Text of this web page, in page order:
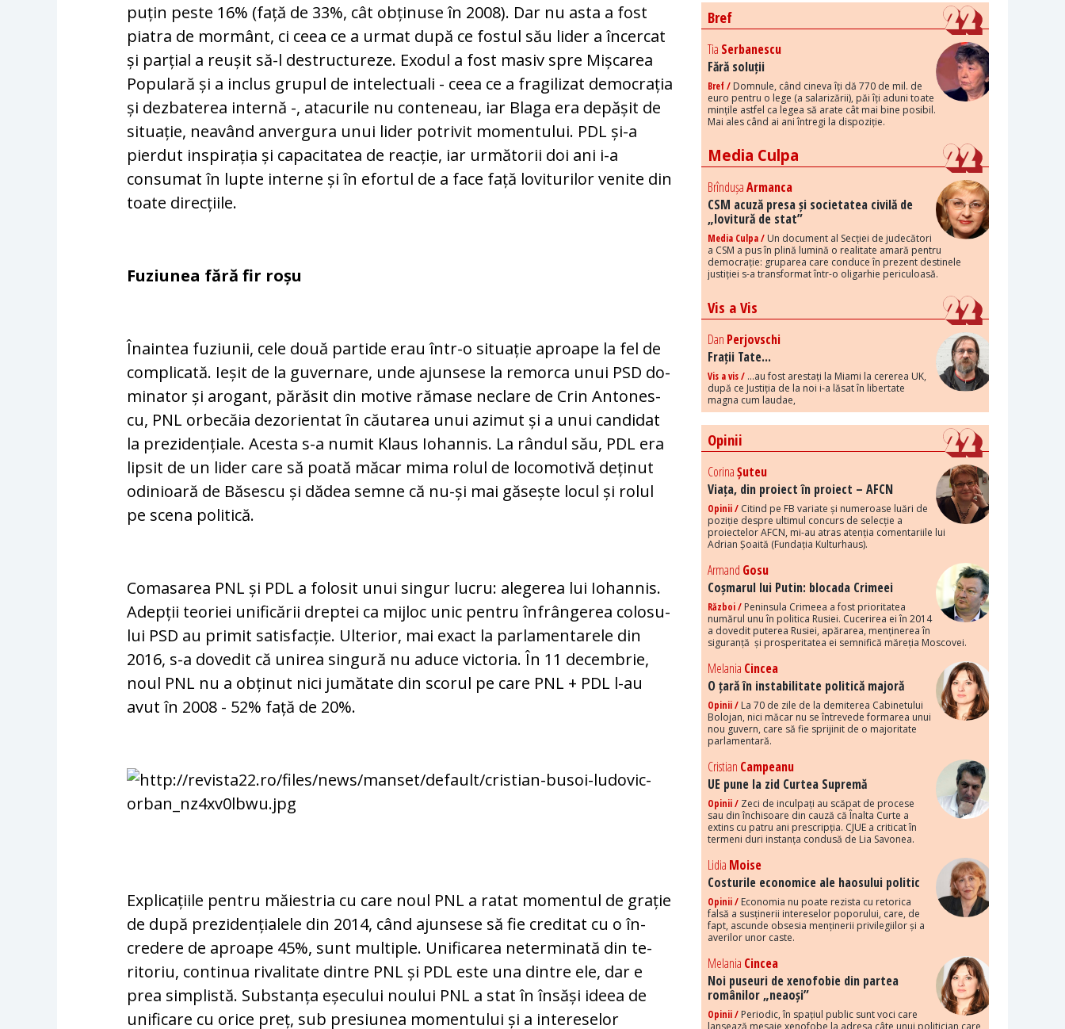
puțin peste 16% (față de 33%, cât obținuse în 2008). Dar nu asta a fost
piatra de mormânt, ci ceea ce a urmat după ce fostul său lider a încercat
și parțial a reușit să-l destructureze. Exodul a fost masiv spre Mișcarea
Populară și a inclus grupul de intelectuali - ceea ce a fragilizat democrația
și dezbaterea internă -, atacurile nu conteneau, iar Blaga era depășit de
situație, neavând anvergura unui lider potrivit momentului. PDL și-a
pierdut inspirația și capacitatea de reacție, iar următorii doi ani i-a
consumat în lupte interne și în efortul de a face față loviturilor venite din
toate direcțiile.
Fuziunea fără fir roșu
Înaintea fuziunii, cele două partide erau într-o situație aproape la fel de
com­plicată. Ieșit de la guvernare, un­de ajunsese la remorca unui PSD do­
minator și arogant, părăsit din mo­tive rămase neclare de Crin Anto­nes­
cu, PNL orbecăia dezorientat în cău­tarea unui azimut și a unui candidat
la prezidențiale. Acesta s-a numit Klaus Iohannis. La rândul său, PDL era
lipsit de un lider care să poată mă­car mima rolul de locomotivă deținut
odinioară de Băsescu și dădea semne că nu-și mai găsește locul și rolul
pe scena politică.
Comasarea PNL și PDL a folosit unui singur lucru: alegerea lui Iohannis.
Adepții teoriei unificării dreptei ca mij­loc unic pentru înfrângerea colo­su­
lui PSD au primit satisfacție. Ulterior, mai exact la parlamentarele din
2016, s-a dovedit că unirea singură nu adu­ce victoria. În 11 decembrie,
noul PNL nu a obținut nici jumătate din scorul pe care PNL + PDL l-au
avut în 2008 - 52% față de 20%.
Explicațiile pentru măiestria cu care noul PNL a ratat momentul de grație
de după prezidențialele din 2014, când ajunsese să fie creditat cu o în­
credere de aproape 45%, sunt mul­ti­ple. Unificarea neterminată din te­
ritoriu, continua rivalitate dintre PNL și PDL este una dintre ele, dar e
prea simplistă. Substanța eșecului noului PNL a stat în însăși ideea de
unificare cu orice preț, sub presiunea mo­men­tului și a intereselor
Bref
Tia Serbanescu
Fără soluții
Bref / Domnule, când cineva îți dă 770 de mil. de
euro pentru o lege (a salarizării), păi îți aduni toate
mințile astfel ca legea să arate cât mai bine posibil.
Mai ales când ai ani întregi la dispoziție.
Media Culpa
BrîndușaArmanca
CSM acuză presa și societatea civilă de
„lovitură de stat”
Media Culpa / Un document al Secției de judecători
a CSM a pus în plină lumină o realitate amară pentru
democrație: gruparea care conduce în prezent destinele
justiției s-a transformat într-o oligarhie periculoasă.
Vis a Vis
Dan Perjovschi
Frații Tate...
Vis a vis / ...au fost arestați la Miami la cererea UK,
după ce Justiția de la noi i-a lăsat în libertate
magna cum laudae,
Opinii
CorinaȘuteu
Viața, din proiect în proiect – AFCN
Opinii / Citind pe FB variate și numeroase luări de
poziție despre ultimul concurs de selecție a
proiectelor AFCN, mi-au atras atenția comentariile lui
Adrian Șoaită (Fundația Kulturhaus).
Armand Gosu
Coșmarul lui Putin: blocada Crimeei
Război / Peninsula Crimeea a fost prioritatea
numărul unu în politica Rusiei. Cucerirea ei în 2014
a dovedit puterea Rusiei, apărarea, menținerea în
siguranță și prosperitatea ei semnifică măreția Moscovei.
Melania Cincea
O țară în instabilitate politică majoră
Opinii / La 70 de zile de la demiterea Cabinetului
Bolojan, nici măcar nu se întrevede formarea unui
nou guvern, care să fie sprijinit de o majoritate
parlamentară.
Cristian Campeanu
UE pune la zid Curtea Supremă
Opinii / Zeci de inculpați au scăpat de procese
sau din închisoare din cauză că Înalta Curte a
extins cu patru ani prescripția. CJUE a criticat în
termeni duri instanța condusă de Lia Savonea.
Lidia Moise
Costurile economice ale haosului politic
Opinii / Economia nu poate rezista cu retorica
falsă a susținerii intereselor poporului, care, de
fapt, ascunde obsesia menținerii privilegiilor și a
averilor unor caste.
Melania Cincea
Noi puseuri de xenofobie din partea
românilor „neaoși”
Opinii / Periodic, în spațiul public sunt voci care